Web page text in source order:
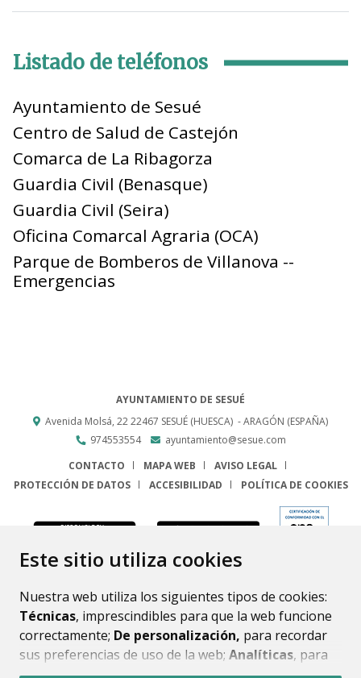
Este sitio utiliza cookies
Nuestra web utiliza los siguientes tipos de cookies:
Técnicas, imprescindibles para que la web funcione
correctamente; De personalización, para recordar
sus preferencias de uso de la web; Analíticas, para
mejorar el funcionamiento de la web y sus servicios.
Listado de teléfonos
Ayuntamiento de Sesué
Centro de Salud de Castejón
Comarca de La Ribagorza
Guardia Civil (Benasque)
Guardia Civil (Seira)
Oficina Comarcal Agraria (OCA)
Parque de Bomberos de Villanova --
Emergencias
AYUNTAMIENTO DE SESUÉ
Avenida Molsá, 2222467 SESUÉ (HUESCA) - ARAGÓN (ESPAÑA)
974553554
ayuntamiento@sesue.com
CONTACTO
MAPA WEB
AVISO LEGAL
PROTECCIÓN DE DATOS
ACCESIBILIDAD POLÍTICA DE COOKIES